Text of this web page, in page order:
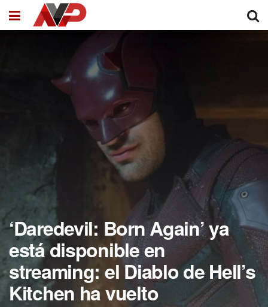
‘Daredevil: Born Again’ ya
está disponible en
streaming: el Diablo de Hell’s
Kitchen ha vuelto